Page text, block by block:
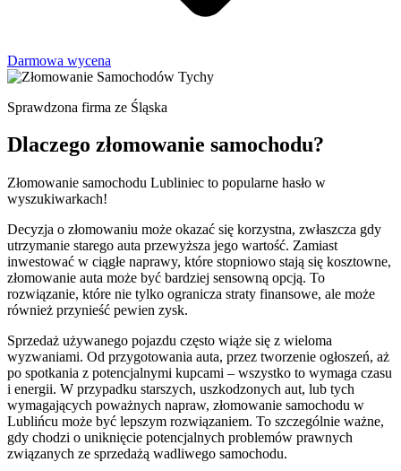
Darmowa wycena
Sprawdzona firma ze Śląska
Dlaczego złomowanie samochodu?
Złomowanie samochodu Lubliniec to popularne hasło w
wyszukiwarkach!
Decyzja o złomowaniu może okazać się korzystna, zwłaszcza gdy
utrzymanie starego auta przewyższa jego wartość. Zamiast
inwestować w ciągłe naprawy, które stopniowo stają się kosztowne,
złomowanie auta może być bardziej sensowną opcją. To
rozwiązanie, które nie tylko ogranicza straty finansowe, ale może
również przynieść pewien zysk.
Sprzedaż używanego pojazdu często wiąże się z wieloma
wyzwaniami. Od przygotowania auta, przez tworzenie ogłoszeń, aż
po spotkania z potencjalnymi kupcami – wszystko to wymaga czasu
i energii. W przypadku starszych, uszkodzonych aut, lub tych
wymagających poważnych napraw, złomowanie samochodu w
Lublińcu może być lepszym rozwiązaniem. To szczególnie ważne,
gdy chodzi o uniknięcie potencjalnych problemów prawnych
związanych ze sprzedażą wadliwego samochodu.